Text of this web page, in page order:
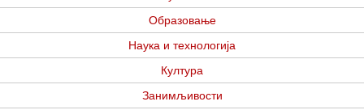
Образовање
Наука и технологија
Култура
Занимљивости